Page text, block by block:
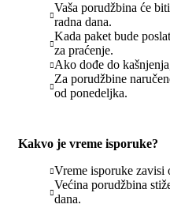
Vaša porudžbina će
radna dana.
Kada paket bude
za praćenje.
Ako dođe do
Za porudžbine
od ponedeljka.
Kakvo je vreme isporuke?
Vreme isporuke zavisi
Većina porudžbina
dana.